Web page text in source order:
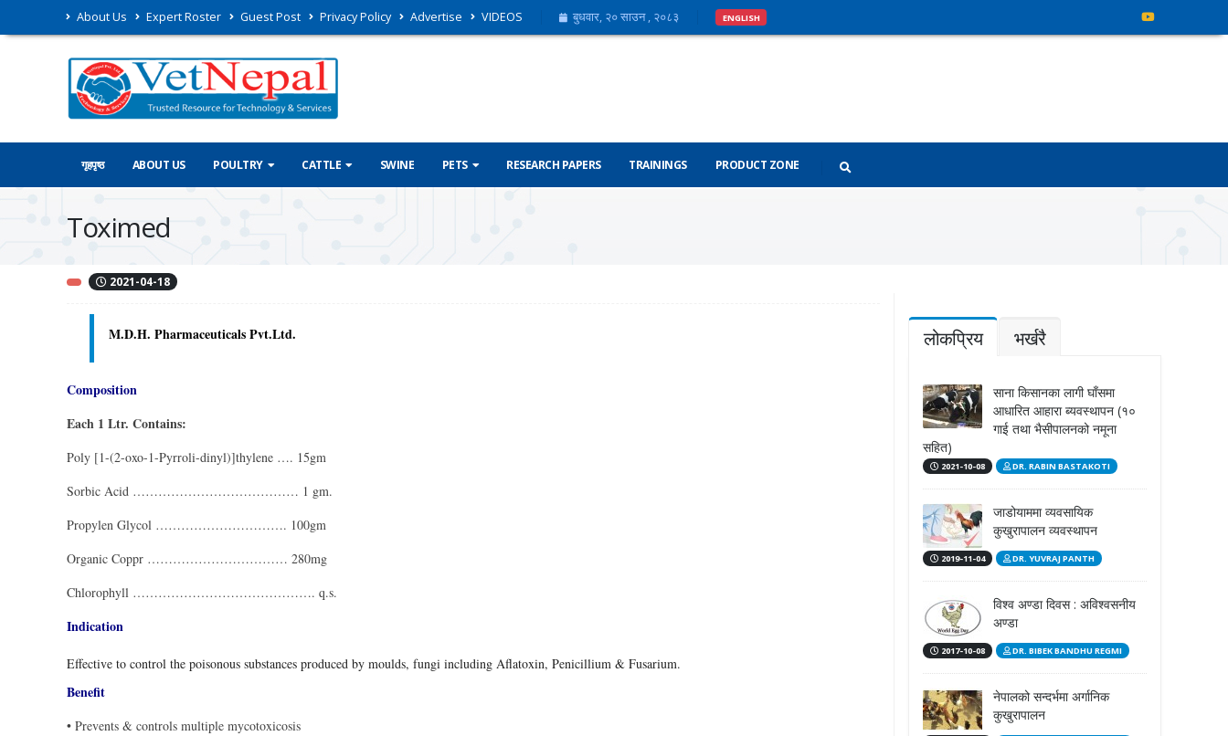
About Us Expert Roster Guest Post Privacy Policy Advertise VIDEOS बुधवार, २० साउन , २०८३ ENGLISH
गृहपृष्ठ ABOUT US POULTRY CATTLE SWINE PETS RESEARCH PAPERS TRAININGS PRODUCT ZONE
Toximed
2021-04-18
M.D.H. Pharmaceuticals Pvt.Ltd.
Composition
Each 1 Ltr. Contains:
Poly [1-(2-oxo-1-Pyrroli-dinyl)]thylene …. 15gm
Sorbic Acid ………………………………… 1 gm.
Propylen Glycol …………………………. 100gm
Organic Coppr …………………………… 280mg
Chlorophyll ……………………………………. q.s.
Indication
Effective to control the poisonous substances produced by moulds, fungi including Aflatoxin, Penicillium & Fusarium.
Benefit
• Prevents & controls multiple mycotoxicosis
लोकप्रिय भर्खरै
साना किसानका लागी घाँसमा
आधारित आहारा ब्यवस्थापन (१०
गाई तथा भैसीपालनको नमूना
सहित)
2021-10-08 DR. RABIN BASTAKOTI
जाडोयाममा व्यवसायिक
कुखुरापालन व्यवस्थापन
2019-11-04 DR. YUVRAJ PANTH
विश्व अण्डा दिवस : अविश्वसनीय
अण्डा
2017-10-08 DR. BIBEK BANDHU REGMI
नेपालको सन्दर्भमा अर्गानिक
कुखुरापालन